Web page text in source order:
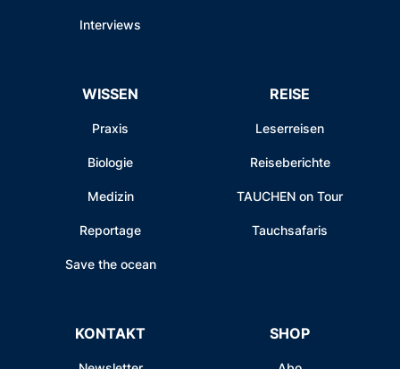
Interviews
WISSEN
Praxis
Biologie
Medizin
Reportage
Save the ocean
REISE
Leserreisen
Reiseberichte
TAUCHEN on Tour
Tauchsafaris
KONTAKT SHOP